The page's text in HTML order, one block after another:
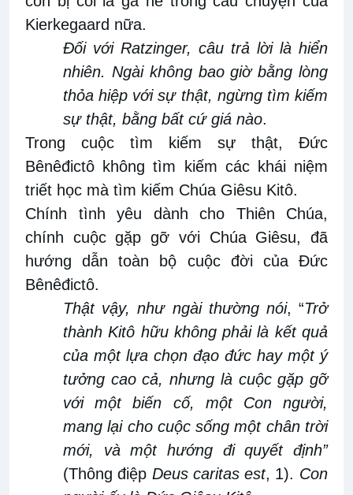
Kierkegaard nữa.
Đối với Ratzinger, câu trả lời là hiển
nhiên. Ngàikhông bao giờ bằng lòng
thỏa hiệp với sự thật, ngừng tìm kiếm
sự thật, bằng bất cứ giá nào.
Trong cuộc tìm kiếm sự thật, Đức
Bênêđictô không tìm kiếm các khái niệm
triết học mà tìm kiếm Chúa Giêsu Kitô.
Chính tình yêu dành cho Thiên Chúa,
chính cuộc gặp gỡ với Chúa Giêsu, đã
hướng dẫn toàn bộ cuộc đời củaĐức
Bênêđictô.
Thật vậy, như ngài thường nói,“Trở
thành Kitô hữu không phải là kết quả
của một lựa chọn đạo đức hay một ý
tưởng cao cả, nhưng là cuộc gặp gỡ
với một biến cố, một Con người,
mang lại cho cuộc sống một chân trời
mới, và một hướng đi quyết định”
(Thông điệp Deus caritas est, 1). Con